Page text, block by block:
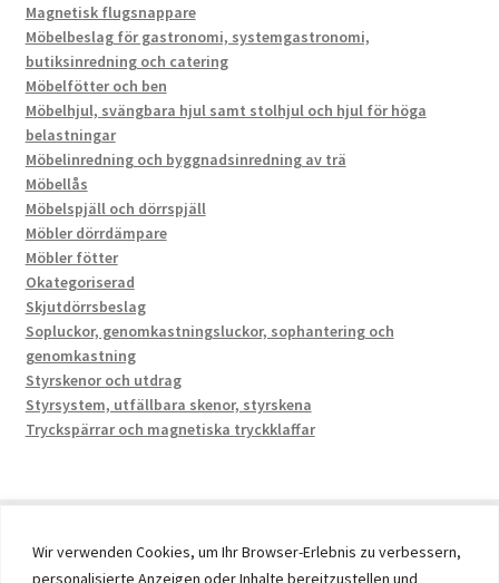
Wir verwenden Cookies, um Ihr Browser-Erlebnis zu verbessern,
personalisierte Anzeigen oder Inhalte bereitzustellen und
Magnetisk flugsnappare
Möbelbeslag för gastronomi, systemgastronomi,
butiksinredning och catering
Möbelfötter och ben
Möbelhjul, svängbara hjul samt stolhjul och hjul för höga
belastningar
Möbelinredning och byggnadsinredning av trä
Möbellås
Möbelspjäll och dörrspjäll
Möbler dörrdämpare
Möbler fötter
Okategoriserad
Skjutdörrsbeslag
Sopluckor, genomkastningsluckor, sophantering och
genomkastning
Styrskenor och utdrag
Styrsystem, utfällbara skenor, styrskena
Tryckspärrar och magnetiska tryckklaffar